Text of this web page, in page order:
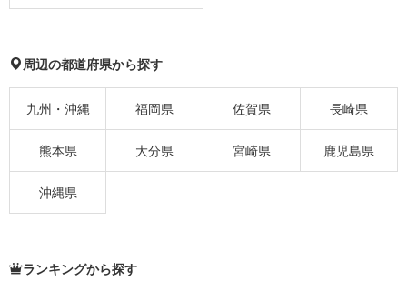
周辺の都道府県から探す
九州・沖縄 福岡県 佐賀県 長崎県
熊本県 大分県 宮崎県 鹿児島県
沖縄県
ランキングから探す